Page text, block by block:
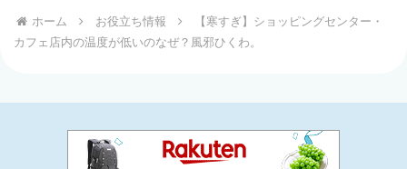
ホーム お役立ち情報
【寒すぎ】ショッピングセンター・
カフェ店内の温度が低いのなぜ？風邪ひくわ。